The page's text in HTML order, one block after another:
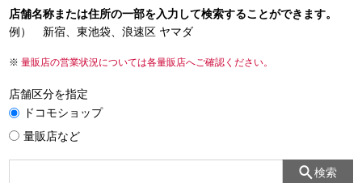
店舗名称または住所の一部を入力して検索することができます。
例） 新宿、東池袋、浪速区 ヤマダ
量販店の営業状況については各量販店へご確認ください。
店舗区分を指定
ドコモショップ
量販店など
検索